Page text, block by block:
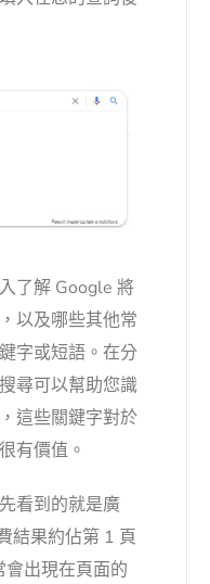
了解 Google 將
以及哪些其他常
字或短語。在分
尋可以幫助您識
這些關鍵字對於
有價值。
看到的就是廣
結果約佔第 1 頁
出現在頁面的